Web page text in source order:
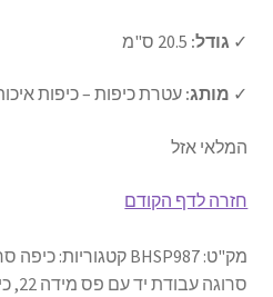
ברכונים
כיסוי לפלטה של שבת
נטלה
היה:
הוא:
✓ גודל:
✓ מותג: עטרת כיפות – כיפות
המלאי אזל
חזרה לדף הקודם
מק"ט: BHSP987 קטגוריות: כיפה
סרוגה עבודת יד עם פס מידה 22
,